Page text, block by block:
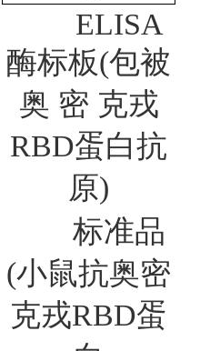
ELISA
酶标板(包被
奥 密 克戎
RBD蛋白抗
原)
标准品
(小鼠抗奥密
克戎RBD蛋